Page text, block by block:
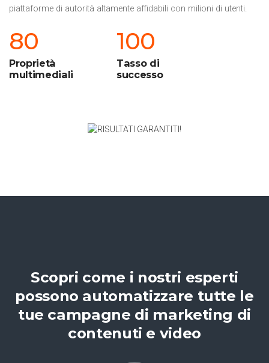
piattaforme di autorità altamente affidabili con milioni di utenti.
80
Proprietà
multimediali
100
Tasso di
successo
Scopri come i nostri esperti
possono automatizzare tutte le
tue campagne di marketing di
contenuti e video